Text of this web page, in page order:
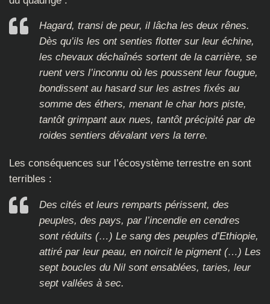
Hagard, transi de peur, il lâcha les deux rênes.
Dès qu’ils les ont senties flotter sur leur échine,
les chevaux déchaînés sortent de la carrière, se
ruent vers l’inconnu où les poussent leur fougue,
bondissent au hasard sur les astres fixés au
somme des éthers, menant le char hors piste,
tantôt grimpant aux nues, tantôt précipité par de
roides sentiers dévalant vers la terre.
Les conséquences sur l’écosystème terrestre en sont
terribles :
Des cités et leurs remparts périssent, des
peuples, des pays, par l’incendie en cendres
sont réduits (…) Le sang des peuples d’Ethiopie,
attiré par leur peau, en noircit le pigment (…) Les
sept boucles du Nil sont ensablées, taries, leur
sept vallées à sec.